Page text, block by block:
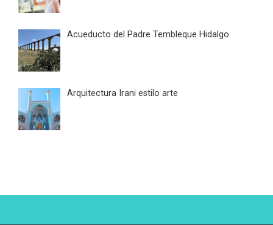
Acueducto del Padre Tembleque Hidalgo
Arquitectura Irani estilo arte